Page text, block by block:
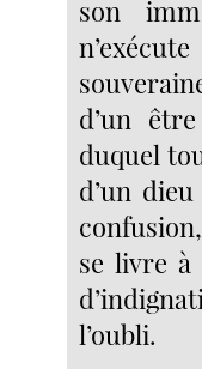
son
d’un
duquel
d’un
se livre
l’oubli.